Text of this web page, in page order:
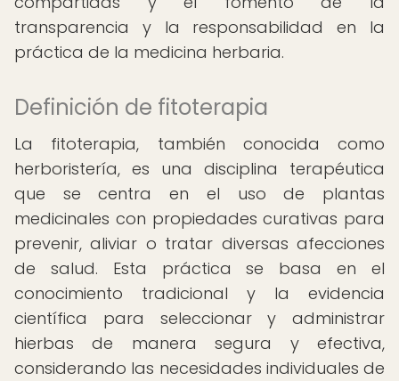
transparencia y la responsabilidad en la
práctica de la medicina herbaria.
Definición de fitoterapia
La fitoterapia, también conocida como
herboristería, es una disciplina terapéutica
que se centra en el uso de plantas
medicinales con propiedades curativas para
prevenir, aliviar o tratar diversas afecciones
de salud. Esta práctica se basa en el
conocimiento tradicional y la evidencia
científica para seleccionar y administrar
hierbas de manera segura y efectiva,
considerando las necesidades individuales de